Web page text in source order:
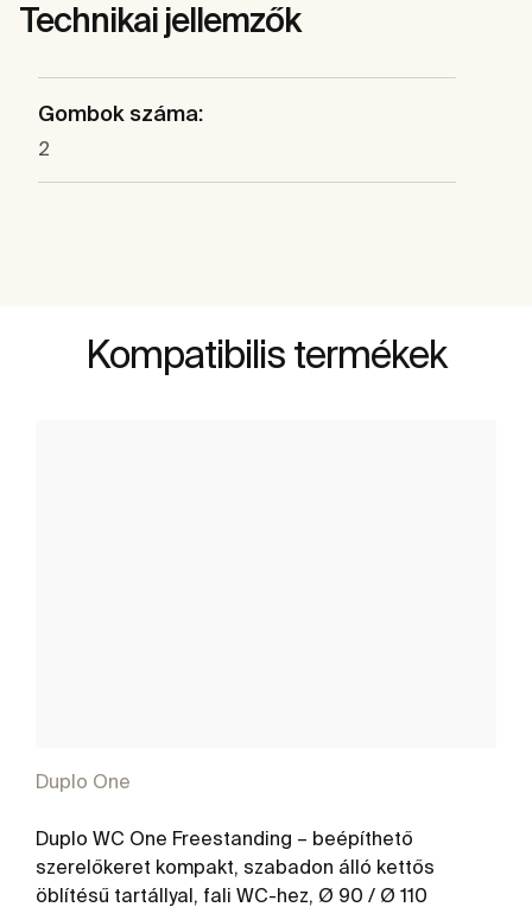
Technikai jellemzők
Gombok száma:
2
Kompatibilis termékek
Duplo One
Duplo WC One Freestanding – beépíthető
szerelőkeret kompakt, szabadon álló kettős
öblítésű tartállyal, fali WC-hez, Ø 90 / Ø 110